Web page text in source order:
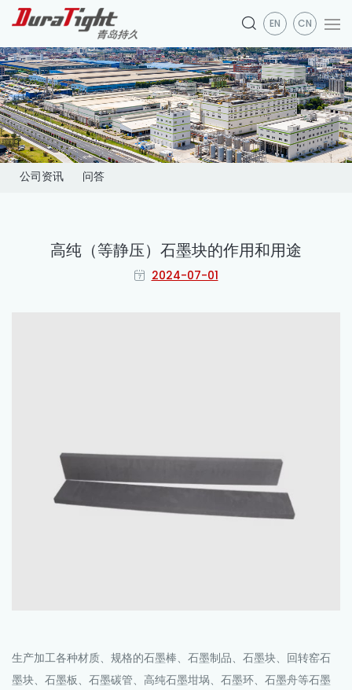
EN CN
公司资讯 问答
高纯（等静压）石墨块的作用和用途
2024-07-01
生产加工各种材质、规格的石墨棒、石墨制品、石墨块、回转窑石
墨块、石墨板、石墨碳管、高纯石墨坩埚、石墨环、石墨舟等石墨